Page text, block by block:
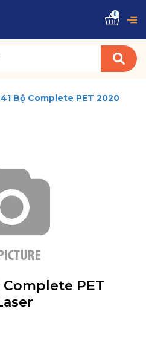
0
Bộ Complete PET 2020
Complete PET